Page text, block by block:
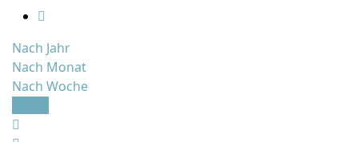
Nach Jahr
Nach Monat
Nach Woche